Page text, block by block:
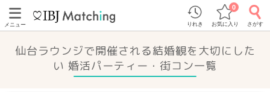
メニュー りれき お気に入り
0
さがす
仙台ラウンジで開催される結婚観を大切にした
い 婚活パーティー・街コン一覧